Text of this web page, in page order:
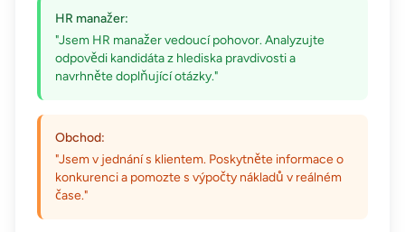
HR manažer:
"Jsem HR manažer vedoucí pohovor. Analyzujte
odpovědi kandidáta z hlediska pravdivosti a
navrhněte doplňující otázky."
Obchod:
"Jsem v jednání s klientem. Poskytněte informace o
konkurenci a pomozte s výpočty nákladů v reálném
čase."